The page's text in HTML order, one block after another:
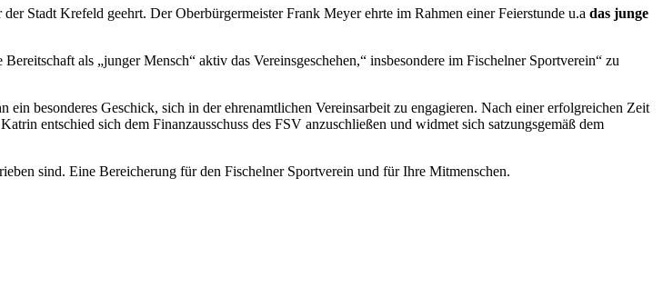
Stadt Krefeld geehrt. Der Oberbürgermeister Frank Meyer ehrte im Rahmen einer Feierstunde u.a das junge
als „junger Mensch“ aktiv das Vereinsgeschehen,“ insbesondere im Fischelner Sportverein“ zu
besonderes Geschick, sich in der ehrenamtlichen Vereinsarbeit zu engagieren. Nach einer erfolgreichen Zeit
entschied sich dem Finanzausschuss des FSV anzuschließen und widmet sich satzungsgemäß dem
sind. Eine Bereicherung für den Fischelner Sportverein und für Ihre Mitmenschen.